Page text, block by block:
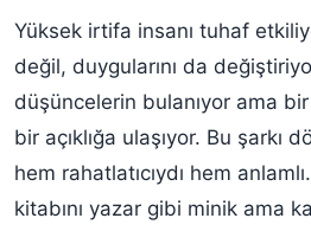
Yüksek irtifa insanı tuhaf
değil, duygularını da
düşüncelerin bulanıyor ama
bir açıklığa ulaşıyor. Bu şarkı
hem rahatlatıcıydı hem
kitabını yazar gibi minik ama